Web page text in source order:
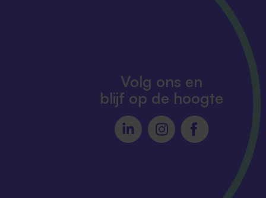
Volg ons en
blijf op de hoogte